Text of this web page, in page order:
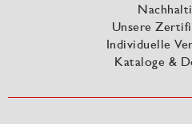
Unsere
Individuelle
Kataloge &